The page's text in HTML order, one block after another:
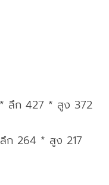
ลึก 427 * สูง 372
ก 264 * สูง 217